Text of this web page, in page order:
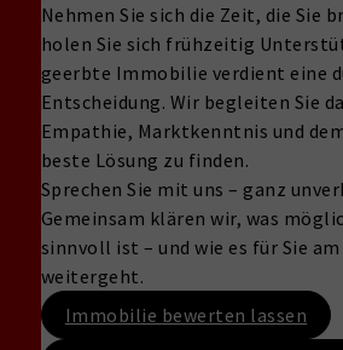
Nehmen Sie sich die Zeit, die Sie
holen Sie sich frühzeitig
geerbte Immobilie verdient eine
Entscheidung. Wir begleiten Sie
Empathie, Marktkenntnis und
beste Lösung zu finden.
Sprechen Sie mit uns – ganz
Gemeinsam klären wir, was
sinnvoll ist – und wie es für Sie
weitergeht.
Immobilie bewerten lassen